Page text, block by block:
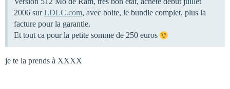
2006 surLDLC.com, avec boite, le bundle complet, plus la
facture pour la garantie.
Et tout ca pour la petite somme de 250 euros
je te la prends à XXXX